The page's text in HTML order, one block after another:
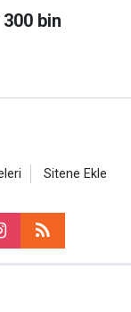
bin
Sitene Ekle